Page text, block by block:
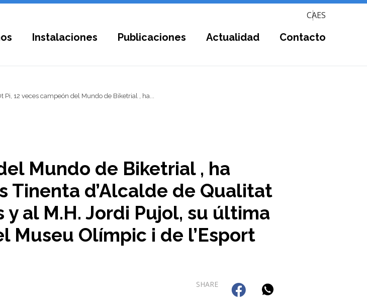
CAES
Instalaciones Publicaciones Actualidad Contacto
Pi, 12 veces campeón del Mundo de Biketrial , ha...
Mundo de Biketrial , ha
Tinenta d’Alcalde de Qualitat
al M.H. Jordi Pujol, su última
Olímpic i de l’Esport
SHARE